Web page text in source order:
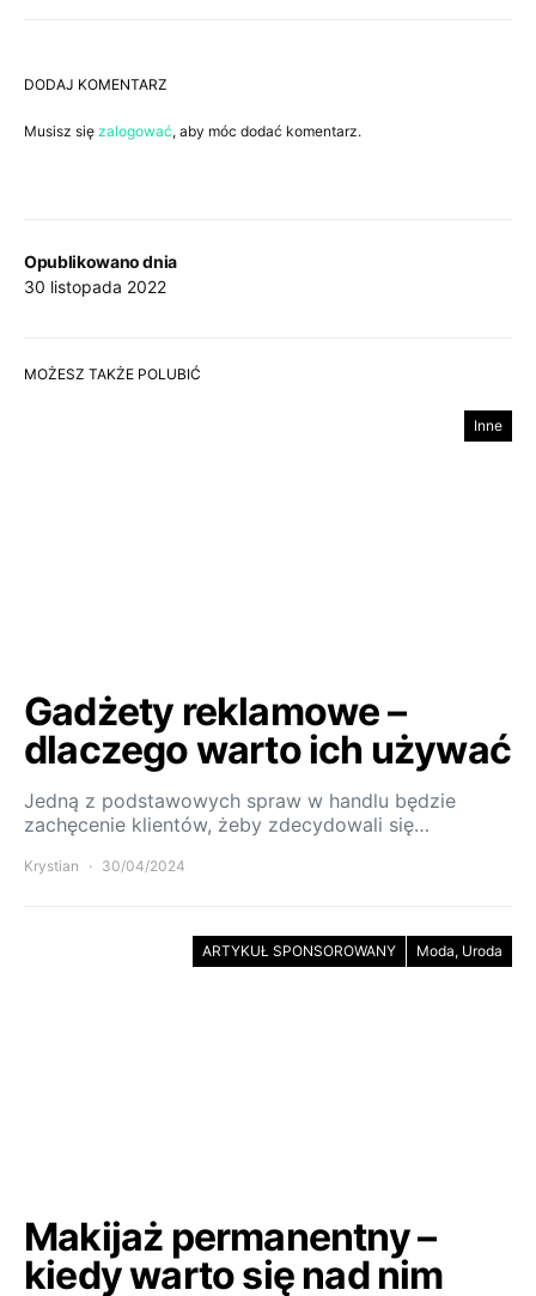
Opublikowano dnia
30 listopada 2022
DODAJ KOMENTARZ
Musisz się zalogować, aby móc dodać komentarz.
MOŻESZ TAKŻE POLUBIĆ
Inne
Gadżety reklamowe –
dlaczego warto ich używać
Jedną z podstawowych spraw w handlu będzie
zachęcenie klientów, żeby zdecydowali się…
Krystian 30/04/2024
ARTYKUŁ SPONSOROWANY Moda, Uroda
Makijaż permanentny –
kiedy warto się nad nim